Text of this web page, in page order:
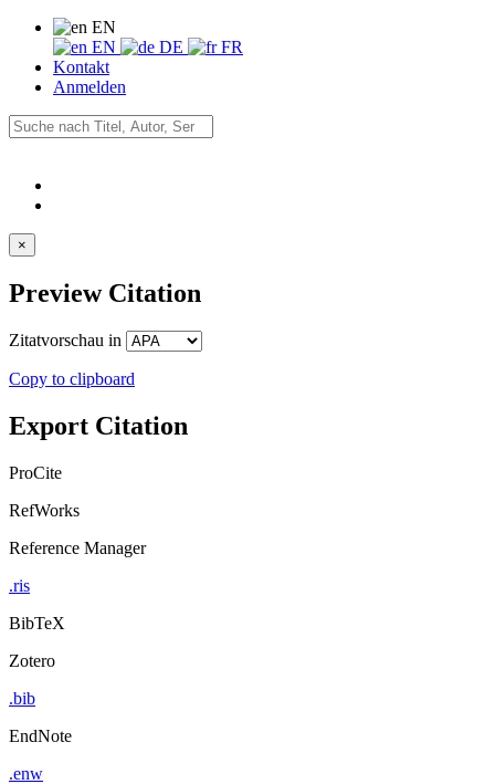
EN
EN
DE
FR
Kontakt
Anmelden
×
Preview Citation
Zitatvorschau in
Copy to clipboard
Export Citation
ProCite
RefWorks
Reference Manager
.ris
BibTeX
Zotero
.bib
EndNote
.enw